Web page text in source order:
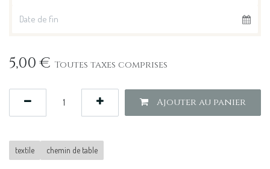
5,00€ Toutes taxes comprises
Ajouter au panier
textile chemin de table